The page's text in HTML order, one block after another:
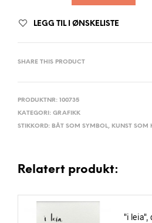
LEGG TIL I ØNSKELISTE
SHARE THIS PRODUCT
PRODUKTNR: 100735
KATEGORI: GRAFIKK
STIKKORD: BÅT SOM SYMBOL, KUNST SOM
Relatert produkt:
"i leia",